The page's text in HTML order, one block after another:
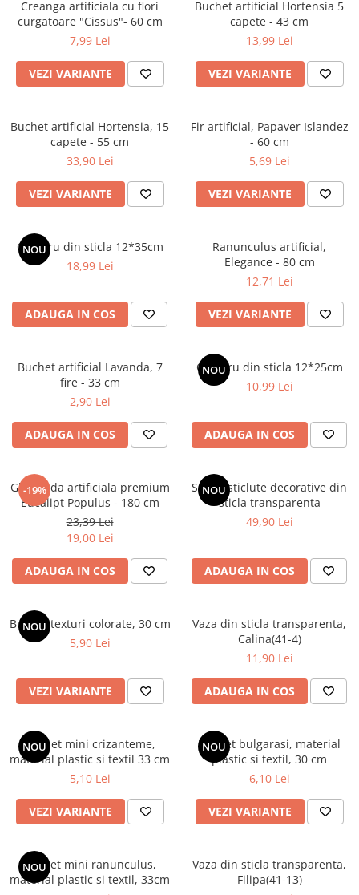
Vaze din sticla
Vase din ceramica
Mobilier urban
Cala
Tropicale
Buchete artificiale
Crizantema
Floarea soarelui
Lavanda
Ranunculus
Trandafir
Eucalipt
Flori de camp
Cala
Narcise
Wisteria
Cap minirosa
Cap orhidee phalaenopsis
Crengi decorative
Ghirlande
Copaci si Plante
Verdeata decorativa
Kit-uri Baloane
Rafii, clipsuri,pompe
Accesorii petrecere
Cake toppers
Bannere
Lumanari aniversare
Lumanari si accesorii tort
Pompoane
Rozete
Cake topper
Tun Confetti
Petrecere fetite
Petrecere Baieti
Petrecere Adulti
Creanga artificiala cu flori
curgatoare "Cissus"- 60 cm
7,99 Lei
VEZI VARIANTE
Buchet artificial Hortensia 5
capete - 43 cm
13,99 Lei
VEZI VARIANTE
Buchet artificial Hortensia, 15
capete - 55 cm
33,90 Lei
VEZI VARIANTE
Fir artificial, Papaver Islandez
- 60 cm
5,69 Lei
VEZI VARIANTE
NOU
Cilindru din sticla 12*35cm
18,99 Lei
ADAUGA IN COS
Ranunculus artificial,
Elegance - 80 cm
12,71 Lei
VEZI VARIANTE
Buchet artificial Lavanda, 7
fire - 33 cm
2,90 Lei
ADAUGA IN COS
NOU
Cilindru din sticla 12*25cm
10,99 Lei
ADAUGA IN COS
-19%
Ghirlanda artificiala premium
Eucalipt Populus - 180 cm
23,39 Lei
19,00 Lei
ADAUGA IN COS
NOU
Set 10 sticlute decorative din
sticla transparenta
49,90 Lei
ADAUGA IN COS
NOU
Buchet texturi colorate, 30 cm
5,90 Lei
VEZI VARIANTE
Vaza din sticla transparenta,
Calina(41-4)
11,90 Lei
ADAUGA IN COS
NOU
Buchet mini crizanteme,
material plastic si textil 33 cm
5,10 Lei
VEZI VARIANTE
NOU
Buchet bulgarasi, material
plastic si textil, 30 cm
6,10 Lei
VEZI VARIANTE
NOU
Buchet mini ranunculus,
material plastic si textil, 33cm
Vaza din sticla transparenta,
Filipa(41-13)